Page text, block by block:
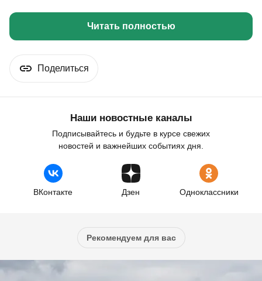
Читать полностью
Поделиться
Наши новостные каналы
Подписывайтесь и будьте в курсе свежих
новостей и важнейших событиях дня.
ВКонтакте Дзен Одноклассники
Рекомендуем для вас